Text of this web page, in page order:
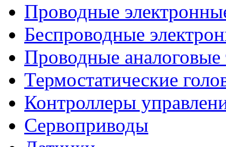
Проводные
Беспроводные
Проводные аналоговые
Термостатические
Контроллеры
Сервоприводы